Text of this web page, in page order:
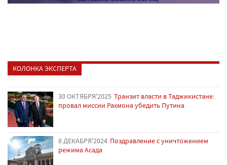
КОЛОНКА ЭКСПЕРТА
30 ОКТЯБРЯ'2025 Транзит власти в Таджикистане:
провал миссии Рахмона убедить Путина
8 ДЕКАБРЯ'2024 Поздравление с уничтожением
режима Асада